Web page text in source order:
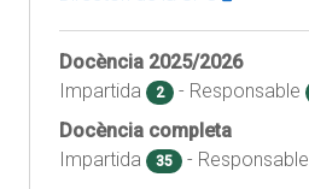
Docència 2025/2026
Impartida
2 - Responsable
Docència completa
Impartida
35 - Responsable